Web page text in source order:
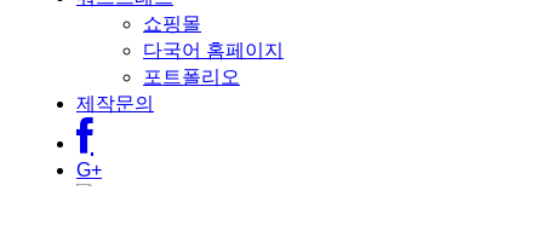
쇼핑몰
다국어 홈페이지
포트폴리오
제작문의
G+